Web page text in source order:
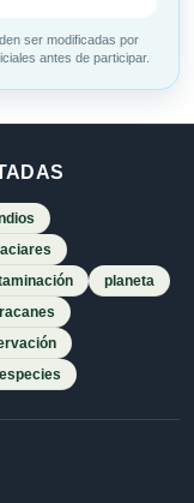
ser modificadas por
antes de participar.
planeta
especies